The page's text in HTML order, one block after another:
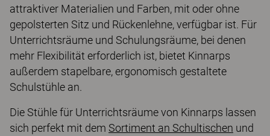
attraktiver Materialien und Farben, mit oder ohne
gepolsterten Sitz und Rückenlehne, verfügbar ist. Für
Unterrichtsräume und Schulungsräume, bei denen
mehr Flexibilität erforderlich ist, bietet Kinnarps
außerdem stapelbare, ergonomisch gestaltete
Schulstühle an.
Die Stühle für Unterrichtsräume von Kinnarps lassen
sich perfekt mit dem Sortiment an Schultischen und